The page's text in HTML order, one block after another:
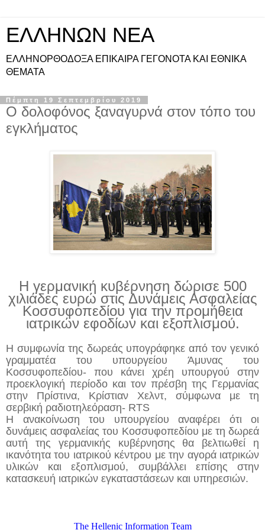
ΕΛΛΗΝΩΝ ΝΕΑ
ΕΛΛΗΝΟΡΘΟΔΟΞΑ ΕΠΙΚΑΙΡΑ ΓΕΓΟΝΟΤΑ ΚΑΙ ΕΘΝΙΚΑ
ΘΕΜΑΤΑ
Πέμπτη 19 Σεπτεμβρίου 2019
Ο δολοφόνος ξαναγυρνά στον τόπο του
εγκλήματος
Η γερμανική κυβέρνηση δώρισε 500
χιλιάδες ευρώ στις Δυνάμεις Ασφαλείας
Κοσσυφοπεδίου για την προμήθεια
ιατρικών εφοδίων και εξοπλισμού.
Η συμφωνία της δωρεάς υπογράφηκε από τον γενικό
γραμματέα του υπουργείου Άμυνας του
Κοσσυφοπεδίου- που κάνει χρέη υπουργού στην
προεκλογική περίοδο και τον πρέσβη της Γερμανίας
στην Πρίστινα, Κρίστιαν Χελντ, σύμφωνα με τη
σερβική ραδιοτηλεόραση- RTS
Η ανακοίνωση του υπουργείου αναφέρει ότι οι
δυνάμεις ασφαλείας του Κοσσυφοπεδίου με τη δωρεά
αυτή της γερμανικής κυβέρνησης θα βελτιωθεί η
ικανότητα του ιατρικού κέντρου με την αγορά ιατρικών
υλικών και εξοπλισμού, συμβάλλει επίσης στην
κατασκευή ιατρικών εγκαταστάσεων και υπηρεσιών.
The Hellenic Information Team